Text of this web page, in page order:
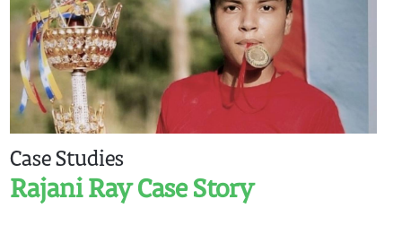
Case Studies
Rajani Ray Case Story